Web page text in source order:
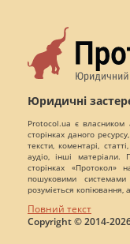
Юридичні
Protocol.ua є власником
сторінках даного
тексти, коментарі,
аудіо, інші матеріали.
сторінках «Протокол»
пошуковими
розуміється копіювання,
Повний текст
Copyright © 2014-